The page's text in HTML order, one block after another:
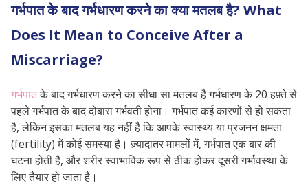
गर्भपात के बाद गर्भधारण करने का क्या मतलब है? What
Does It Mean to Conceive After a
Miscarriage?
गर्भपातके बाद गर्भधारण करने का सीधा सा मतलब है गर्भधारण के 20 हफ़्ते से
पहले गर्भपात के बाद दोबारा गर्भवती होना। गर्भपात कई कारणों से हो सकता
है, लेकिन इसका मतलब यह नहीं है कि आपके स्वास्थ्य या प्रजनन क्षमता
(fertility) में कोई समस्या है। ज़्यादातर मामलों में, गर्भपात एक बार की
घटना होती है, और शरीर स्वाभाविक रूप से ठीक होकर दूसरी गर्भावस्था के
लिए तैयार हो जाता है।